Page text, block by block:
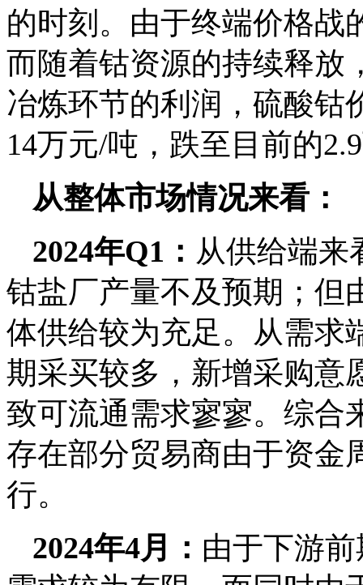
的时刻。由于终端价格战
而随着钴资源的持续释放
冶炼环节的利润，硫酸钴
14万元/吨，跌至目前的
从整体市场情况来看：
2024年Q1： 从供给端来
钴盐厂产量不及预期；但
体供给较为充足。从需求
期采买较多，新增采购意
致可流通需求寥寥。综合
存在部分贸易商由于资金
行。
2024年4月： 由于下游